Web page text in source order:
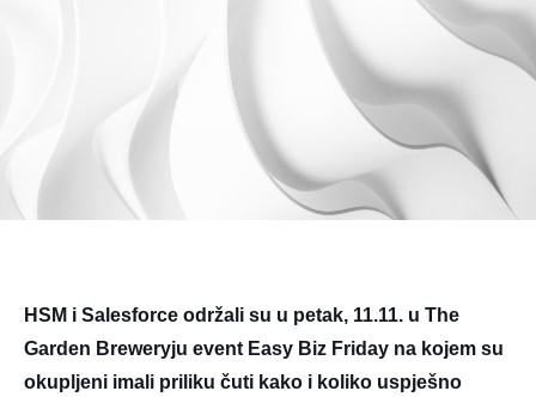
HSM i Salesforce održali su u petak, 11.11. u The
Garden Breweryju event Easy Biz Friday na kojem su
okupljeni imali priliku čuti kako i koliko uspješno